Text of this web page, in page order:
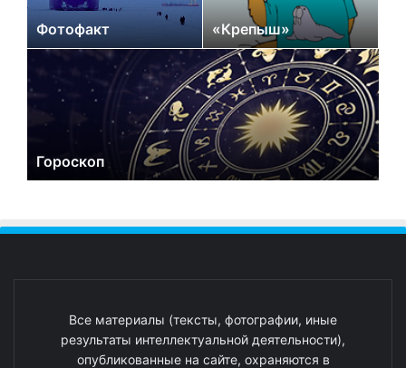
Фотофакт «Крепыш»
Гороскоп
Все материалы (тексты, фотографии, иные
результаты интеллектуальной деятельности),
опубликованные на сайте, охраняются в